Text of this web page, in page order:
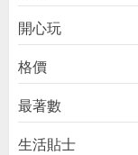
開心玩
格價
最著數
生活貼士